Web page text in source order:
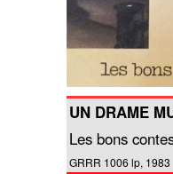
UN DRAME
Les bons
GRRR 1006 lp, 1983